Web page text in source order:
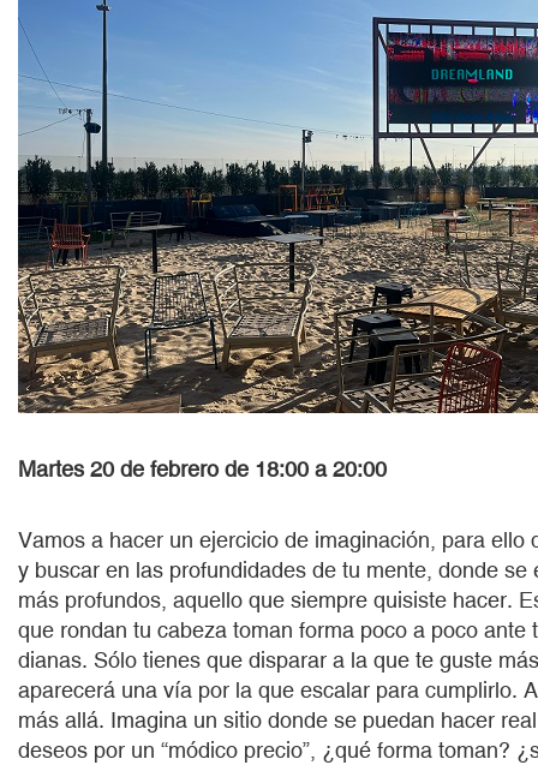
Martes 20 de febrero de 18:00 a 20:00
Vamos a hacer un ejercicio de imaginación, para ello
y buscar en las profundidades de tu mente, donde se
más profundos, aquello que siempre quisiste hacer.
que rondan tu cabeza toman forma poco a poco ante
dianas. Sólo tienes que disparar a la que te guste
aparecerá una vía por la que escalar para cumplirlo.
más allá. Imagina un sitio donde se puedan hacer
deseos por un “módico precio”, ¿qué forma toman?